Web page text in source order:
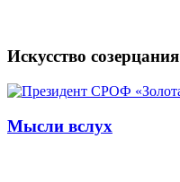
Искусство созерцания
Мысли вслух